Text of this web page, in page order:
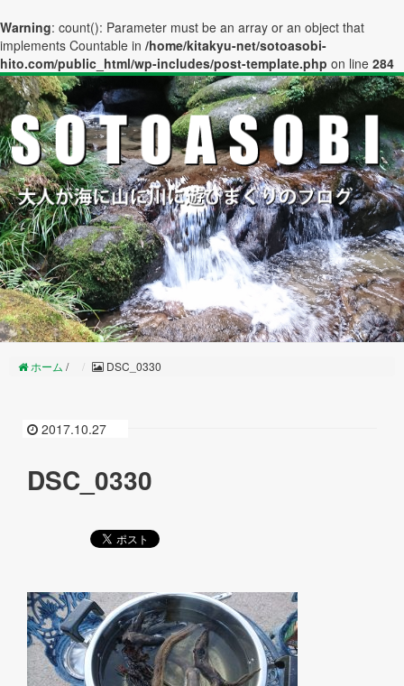
Warning: count(): Parameter must be an array or an object that
implements Countable in /home/kitakyu-net/sotoasobi-
hito.com/public_html/wp-includes/post-template.php on line 284
ホーム / DSC_0330
2017.10.27
DSC_0330